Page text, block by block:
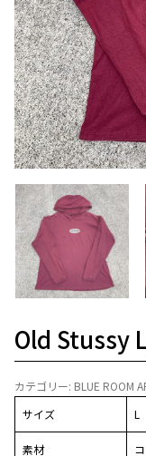
Old Stussy
カテゴリー: BLUE ROOM
サイズ
L
素材